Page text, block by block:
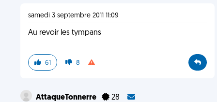
samedi 3 septembre 2011 11:09
Au revoir les tympans
61 8
AttaqueTonnerre 28